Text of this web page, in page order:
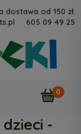
dostawa od 150 zł.
605 09 49 25
-